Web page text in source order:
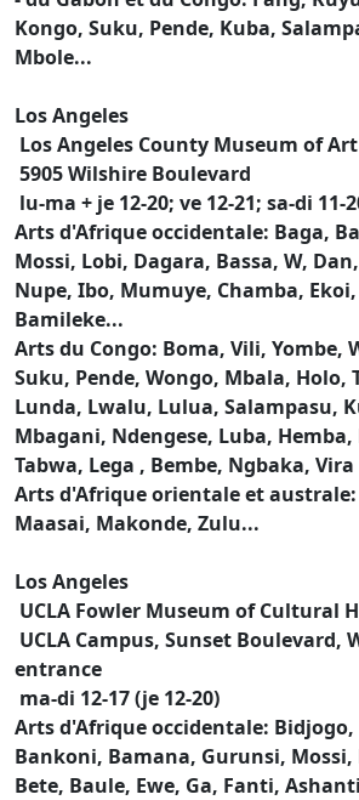
Kongo, Suku, Pende, Kuba,
Mbole...
Los Angeles
Los Angeles County Museum of Art
5905 Wilshire Boulevard
lu-ma + je 12-20; ve 12-21; sa-di 11-
Arts d'Afrique occidentale: Baga,
Mossi, Lobi, Dagara, Bassa, W,
Nupe, Ibo, Mumuye, Chamba,
Bamileke...
Arts du Congo: Boma, Vili, Yombe,
Suku, Pende, Wongo, Mbala, Holo,
Lunda, Lwalu, Lulua, Salampasu,
Mbagani, Ndengese, Luba, Hemba,
Tabwa, Lega , Bembe, Ngbaka,
Arts d'Afrique orientale et
Maasai, Makonde, Zulu...
Los Angeles
UCLA Fowler Museum of Cultural
UCLA Campus, Sunset Boulevard,
entrance
ma-di 12-17 (je 12-20)
Arts d'Afrique occidentale:
Bankoni, Bamana, Gurunsi, Mossi,
Bete, Baule, Ewe, Ga, Fanti,